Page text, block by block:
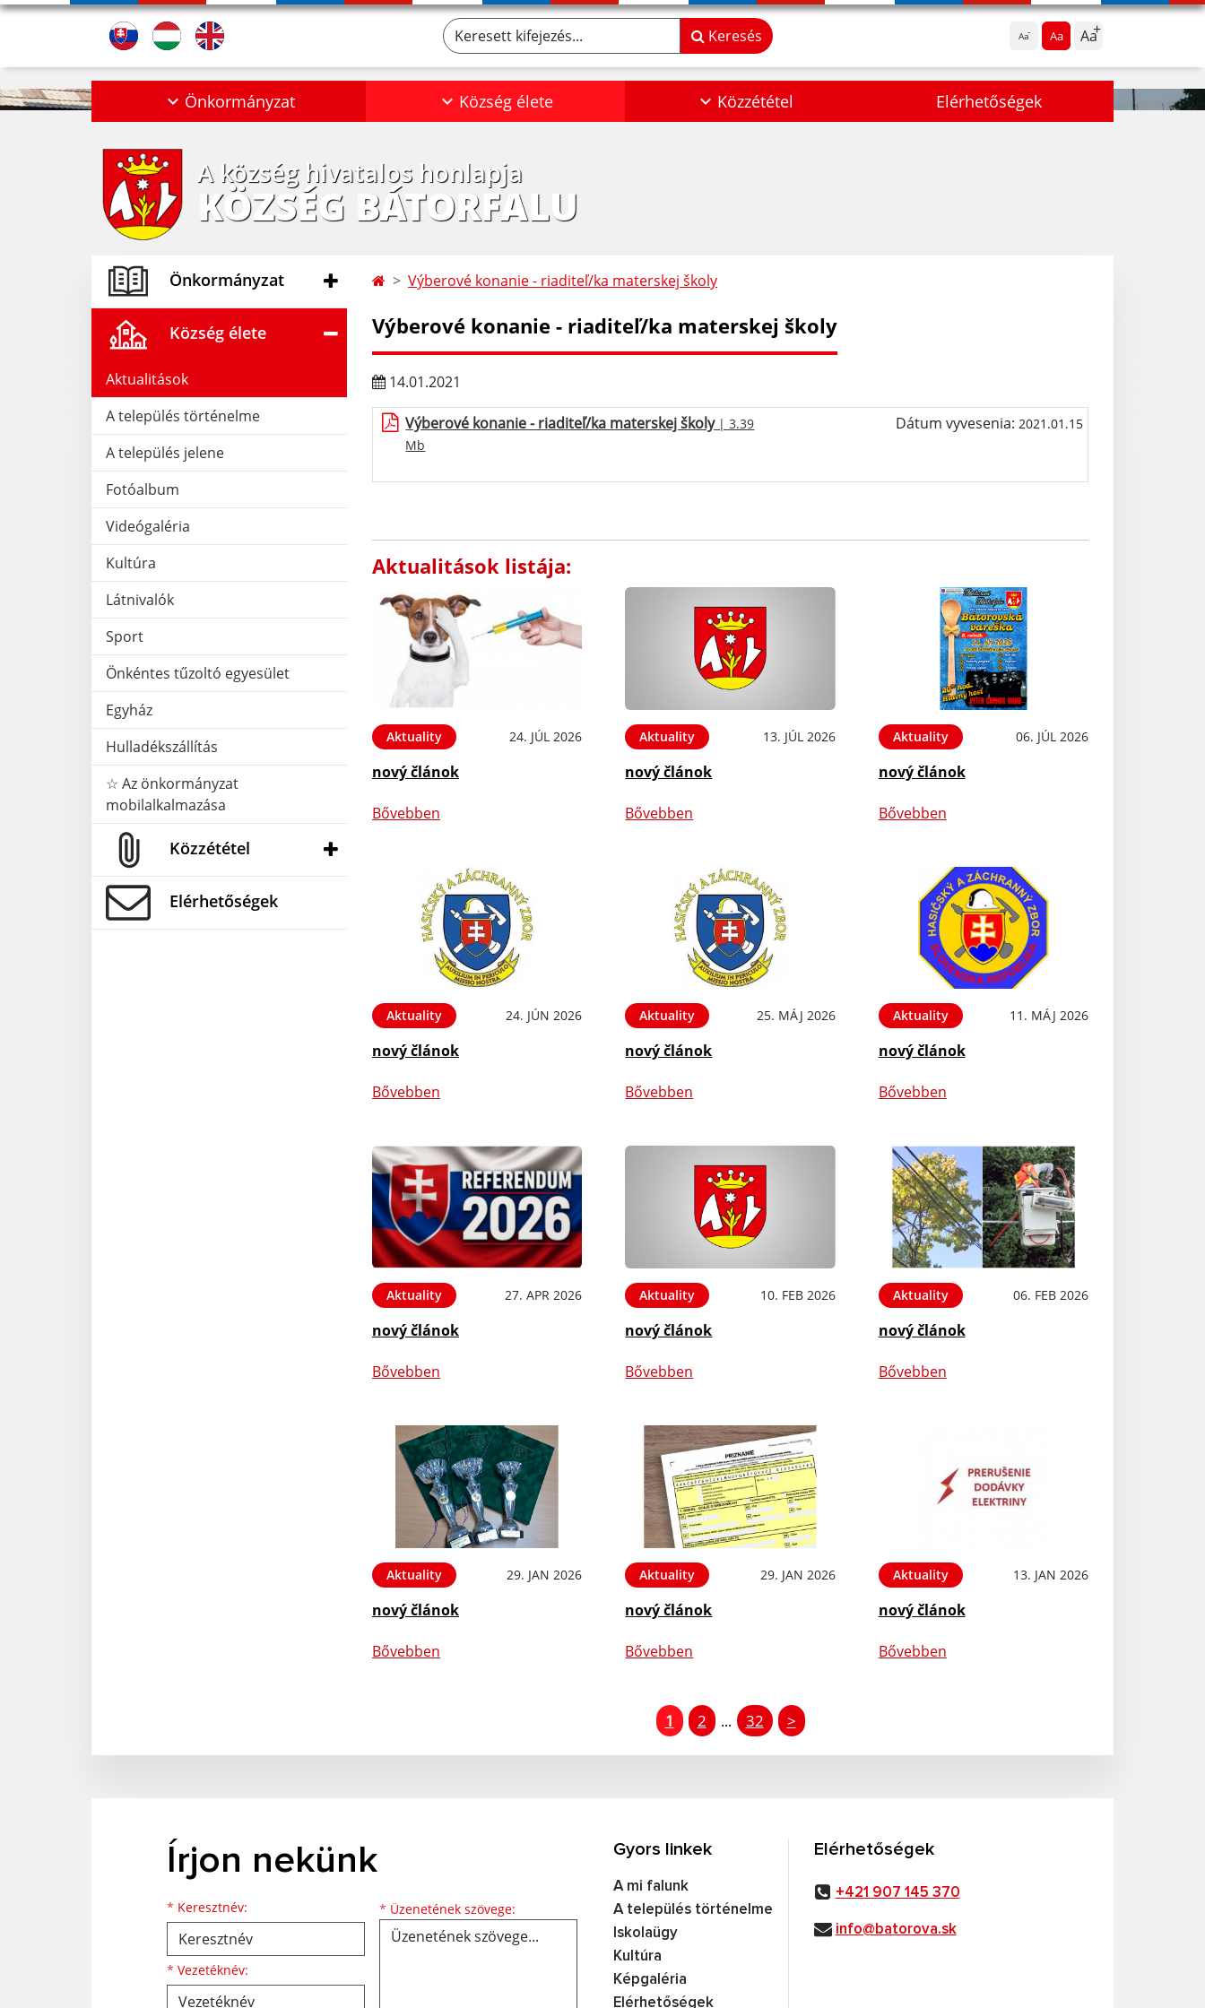
Aa Aa Aa
Keresett kifejezés... Keresés
Önkormányzat Község élete Közzététel Elérhetőségek
A község hivatalos honlapja
KÖZSÉG BÁTORFALU
Önkormányzat
Község élete
Aktualitások
A település történelme
A település jelene
Fotóalbum
Videógaléria
Kultúra
Látnivalók
Sport
Önkéntes tűzoltó egyesület
Egyház
Hulladékszállítás
☆ Az önkormányzat
mobilalkalmazása
Közzététel
Elérhetőségek
Výberové konanie - riaditeľ/ka materskej školy
Výberové konanie - riaditeľ/ka materskej školy
14.01.2021
Výberové konanie - riaditeľ/ka materskej školy| 3.39
Mb
Dátum vyvesenia: 2021.01.15
Aktualitások listája:
Aktuality 24. JÚL 2026
nový článok
Bővebben
Aktuality 13. JÚL 2026
nový článok
Bővebben
Aktuality 06. JÚL 2026
nový článok
Bővebben
Aktuality 24. JÚN 2026
nový článok
Bővebben
Aktuality 25. MÁJ 2026
nový článok
Bővebben
Aktuality 11. MÁJ 2026
nový článok
Bővebben
Aktuality 27. APR 2026
nový článok
Bővebben
Aktuality 10. FEB 2026
nový článok
Bővebben
Aktuality 06. FEB 2026
nový článok
Bővebben
Aktuality 29. JAN 2026
nový článok
Bővebben
Aktuality 29. JAN 2026
nový článok
Bővebben
Aktuality 13. JAN 2026
nový článok
Bővebben
1 2 ... 32 >
Írjon nekünk
* Keresztnév:
Keresztnév
* Vezetéknév:
Vezetéknév
E-mail cím * Üzenetének szövege: Üzenetének szövege...
Gyors linkek
A mi falunk
A település történelme
Iskolaügy
Kultúra
Képgaléria
Elérhetőségek
Elérhetőségek
+421 907 145 370
info@batorova.sk